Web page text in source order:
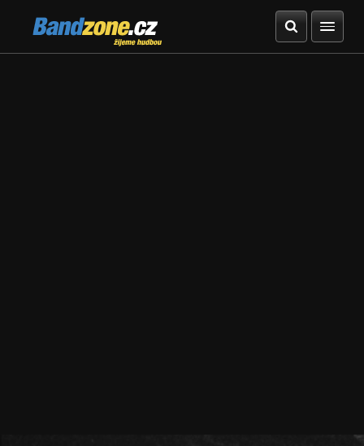
Bandzone.cz
žijeme hudbou